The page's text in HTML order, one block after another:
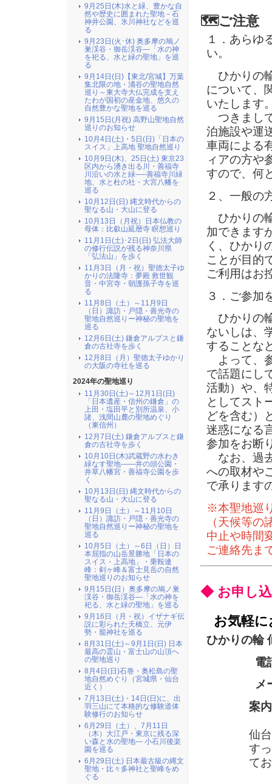
🗺️ご注意
１．あらゆ
い。
ひかりの
について、
いたします
つきまし
泊施設や運
車両による
ィアの方や
すので、何
２、一般の
ひかりの
加できます
く、ひかり
ことが目的
ご利用はお
３．ご参加
ひかりの
ないしは、
することな
よって、
で話題にし
活動）や、
としてスト
どを含む）
迷惑になる
参加をお断
なお、過
への取材や
で承ります
※本聖地巡
（天候等
中止や時間
ご連絡先ま
◆ お申し
お気軽
ひかりの輪
電
メ
案
仙
す
て
9月25日(木)水と緑、豊かな自
然や歴史に囲まれた聖地－石
神井公園、氷川神社などを巡
る
9月23日(火･休) 奥多摩の鳩ノ
巣渓谷・御岳渓谷―「水の神
を祀る、水と緑の聖地」を巡
る
9月14日(日)【東北/宮城】万葉
集北限の地・涌谷の聖地自然
巡り～東大寺大仏完成を支え
たわが国初の産金地、悠久の
自然豊かな聖地を巡る
9月15日(月祝) 高野山聖地自然
巡りのお知らせ
10月4日(土)・5日(日)「日本の
スイス」上高地 聖地自然巡り
10月9日(木)、25日(土) 東京23
区内から湧き出る川・善福寺
川沿いの水と緑──善福寺川緑
地、水と杜の社・大宮八幡を
巡る
10月12日(日) 縄文時代からの
聖なる山・大山に登る
10月13日（月祝）日本仏教の
母体：比叡山延暦寺 瞑想巡り
11月1日(土)･2日(日) 弘法大師
の修行伝説が残る神奈川県
「弘法山」を歩く
11月3日（月・祝）聖徳太子ゆ
かりの法隆寺：夢殿 救世観
音・中宮寺・朝護孫子寺を巡
る
11月8日（土）～11月9日
（日）諏訪・戸隠・善光寺の
聖地自然巡りー神秘の聖地を
巡る
12月6日(土) 鎌倉アルプスと鎌
倉の古社寺を歩く
12月8日（月）聖徳太子ゆかり
の大阪の寺社を巡る
2024年の聖地巡り
11月30日(土)～12月1日(日)
「日本遺産・信州の鎌倉」の
上田・塩田平と別所温泉、小
諸、浅間山麓の聖地めぐり
（東信州）
12月7日(土) 鎌倉アルプスと鎌
倉の古社寺を歩く
10月10日(木)武蔵野の水わき
緑なす聖地――井の頭公園・
井草八幡宮・善福寺公園を歩
く
10月13日(日) 縄文時代からの
聖なる山・大山に登る
11月9日（土）～11月10日
（日）諏訪・戸隠・善光寺の
聖地自然巡りー神秘の聖地を
巡る
10月5日（土）～6日（日）日
本屈指の山岳景勝地「日本の
スイス・上高地」・乗鞍連
峰：剣ヶ峰＆富士見岳の自然
聖地巡りのお知らせ
9月15日(日）奥多摩の鳩ノ巣
渓谷・御岳渓谷―「水の神を
祀る、水と緑の聖地」を巡る
9月16日（月・祝）イザナギ伝
説に彩られた天橋立、元伊
勢・籠神社を巡る
8月31日(土)～9月1日(日) 日本
最高の霊山・富士山の山頂へ
の聖地巡り
8月4日(日)石巻・奥松島の聖
地自然めぐり（宮城県・仙台
近く）
7月13日(土)・14日(日)に、出
羽三山にて本格的な修験道体
験修行のお知らせ
6月29日（土）、7月11日
（木）大江戸・東京に残る深
い森と水の聖地― 小石川後楽
園を巡る
6月29日(土) 日本最古級の縄文
聖地・比々多神社と聖峰をめ
ぐる